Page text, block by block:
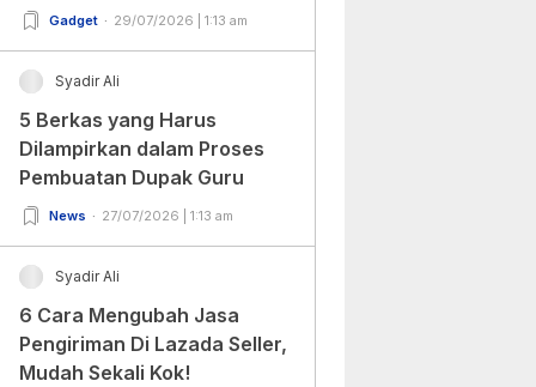
Gadget 29/07/2026 | 1:13 am
Syadir Ali
5 Berkas yang Harus
Dilampirkan dalam Proses
Pembuatan Dupak Guru
News 27/07/2026 | 1:13 am
Syadir Ali
6 Cara Mengubah Jasa
Pengiriman Di Lazada Seller,
Mudah Sekali Kok!